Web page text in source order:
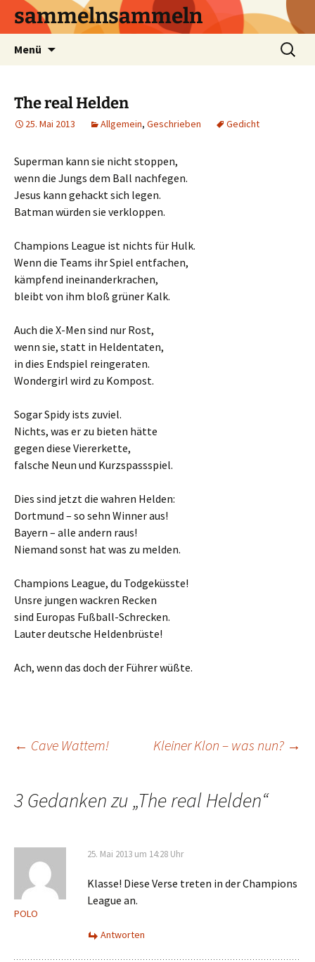
sammelnsammeln
Menü
Suchen
nach:
The real Helden
25. Mai 2013 Allgemein, Geschrieben Gedicht
Superman kann sie nicht stoppen,
wenn die Jungs dem Ball nachfegen.
Jesus kann gehackt sich legen.
Batman würden sie verkloppen.
Champions League ist nichts für Hulk.
Wenn die Teams ihr Spiel entfachen,
kämpfend ineinanderkrachen,
bleibt von ihm bloß grüner Kalk.
Auch die X-Men sind nur Rost,
wenn sie, statt in Heldentaten,
in dies Endspiel reingeraten.
Wondergirl wird zu Kompost.
Sogar Spidy ists zuviel.
Nichts, was er zu bieten hätte
gegen diese Viererkette,
falsche Neun und Kurzspassspiel.
Dies sind jetzt die wahren Helden:
Dortmund – so sehn Winner aus!
Bayern – alle andern raus!
Niemand sonst hat was zu melden.
Champions League, du Todgeküsste!
Unsre jungen wackren Recken
sind Europas Fußball-Schrecken.
Lauter deutsche Heldenbrüste!
Ach, wenn das doch der Führer wüßte.
Beitrags-
Navigation
← Cave Wattem! Kleiner Klon – was nun? →
3 Gedanken zu „The real Helden“
POLO
25. Mai 2013 um 14:28 Uhr
Klasse! Diese Verse treten in der Champions
League an.
Antworten